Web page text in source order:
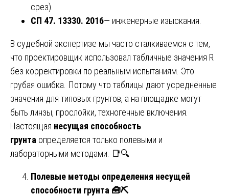
срез).
СП 47. 13330. 2016— инженерные изыскания.
В судебной экспертизе мы часто сталкиваемся с тем,
что проектировщик использовал табличные значения R
без корректировки по реальным испытаниям. Это
грубая ошибка. Потому что таблицы дают усреднённые
значения для типовых грунтов, а на площадке могут
быть линзы, прослойки, техногенные включения.
Настоящая несущая способность
грунта определяется только полевыми и
лабораторными методами. 📑🔍
Полевые методы определения несущей
способности грунта 🧰⛏️